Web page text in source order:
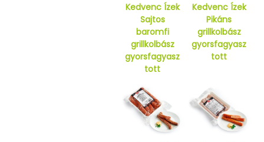
Kedvenc Ízek
Sajtos
baromfi
grillkolbász
gyorsfagyasz
tott
Kedvenc Ízek
Pikáns
grillkolbász
gyorsfagyasz
tott